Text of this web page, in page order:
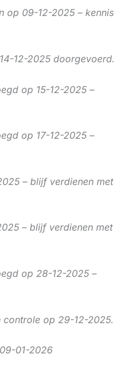
op 09-12-2025 – kennis
12-2025 doorgevoerd.
op 15-12-2025 –
op 17-12-2025 –
– blijf verdienen met
– blijf verdienen met
op 28-12-2025 –
controle op 29-12-2025.
01-2026